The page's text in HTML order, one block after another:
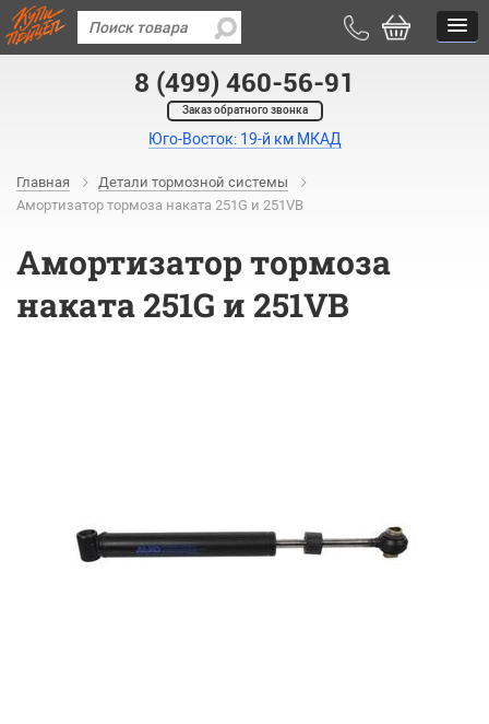
8 (499) 460-56-91
Заказ обратного звонка
Юго-Восток: 19-й км МКАД
Главная
Детали тормозной системы
Амортизатор тормоза наката 251G и 251VB
Амортизатор тормоза
наката 251G и 251VB